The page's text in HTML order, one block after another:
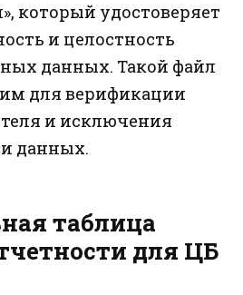
который удостоверяет
и целостность
данных. Такой файл
для верификации
и исключения
данных.
таблица
для ЦБ